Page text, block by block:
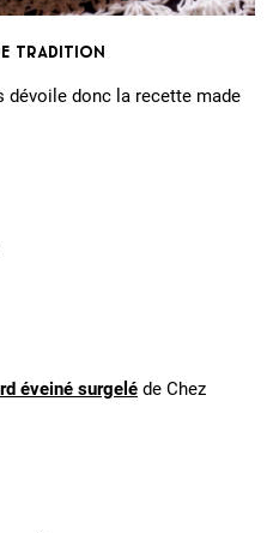
tradition
dévoile donc la recette made
éveiné surgelé de Chez